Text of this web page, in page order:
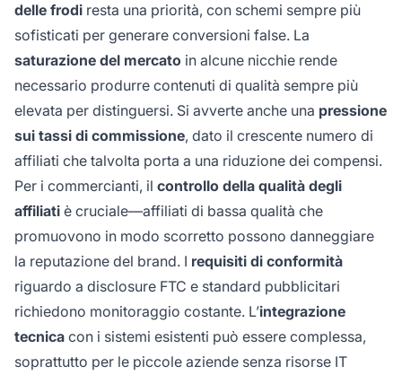
delle frodi resta una priorità, con schemi sempre più
sofisticati per generare conversioni false. La
saturazione del mercato in alcune nicchie rende
necessario produrre contenuti di qualità sempre più
elevata per distinguersi. Si avverte anche una pressione
sui tassi di commissione, dato il crescente numero di
affiliati che talvolta porta a una riduzione dei compensi.
Per i commercianti, il controllo della qualità degli
affiliati è cruciale—affiliati di bassa qualità che
promuovono in modo scorretto possono danneggiare
la reputazione del brand. I requisiti di conformità
riguardo a disclosure FTC e standard pubblicitari
richiedono monitoraggio costante. L’integrazione
tecnica con i sistemi esistenti può essere complessa,
soprattutto per le piccole aziende senza risorse IT